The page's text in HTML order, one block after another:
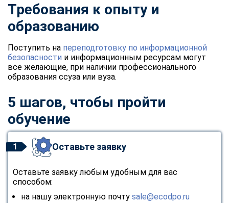
Требования к опыту и
образованию
Поступить на переподготовку по информационной
безопасности и информационным ресурсам могут
все желающие, при наличии профессионального
образования ссуза или вуза.
5 шагов, чтобы пройти
обучение
1 Оставьте заявку
Оставьте заявку любым удобным для вас
способом:
на нашу электронную почту sale@ecodpo.ru